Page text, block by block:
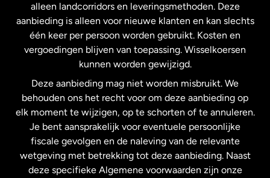
Maleisië
Nederland
Nieuw-Zeeland
Spanje
Verenigd Koninkrijk
alleen landcorridors en leveringsmethoden. Deze
aanbieding is alleen voor nieuwe klanten en kan slechts
één keer per persoon worden gebruikt. Kosten en
vergoedingen blijven van toepassing. Wisselkoersen
kunnen worden gewijzigd.
Deze aanbieding mag niet worden misbruikt. We
behouden ons het recht voor om deze aanbieding op
elk moment te wijzigen, op te schorten of te annuleren.
Je bent aansprakelijk voor eventuele persoonlijke
fiscale gevolgen en de naleving van de relevante
wetgeving met betrekking tot deze aanbieding. Naast
deze specifieke Algemene voorwaarden zijn onze